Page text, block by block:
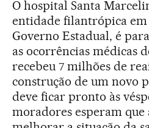
O hospital Santa
entidade filantrópica
Governo Estadual, é
as ocorrências médicas
recebeu 7 milhões de
construção de um novo
deve ficar pronto às
moradores esperam que